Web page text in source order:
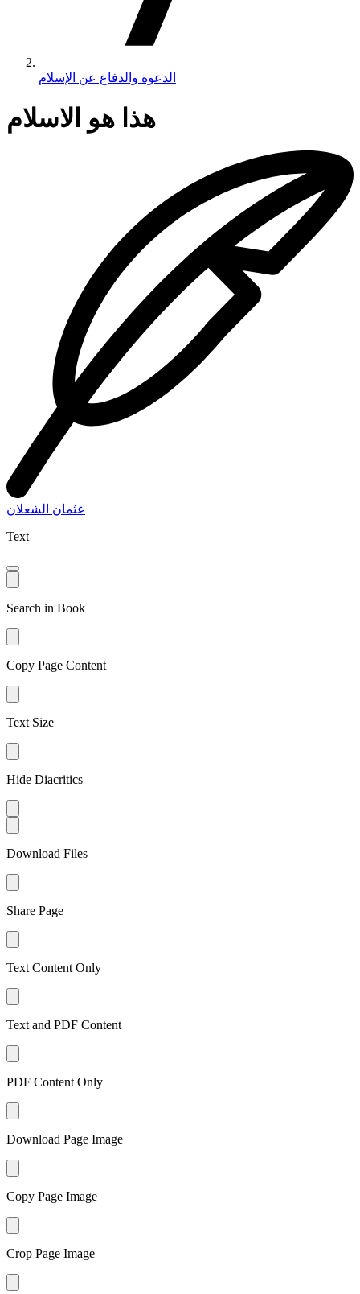
الدعوة والدفاع عن الإسلام
هذا هو الاسلام
عثمان الشعلان
Text
Search in Book
Copy Page Content
Text Size
Hide Diacritics
Download Files
Share Page
Text Content Only
Text and PDF Content
PDF Content Only
Download Page Image
Copy Page Image
Crop Page Image